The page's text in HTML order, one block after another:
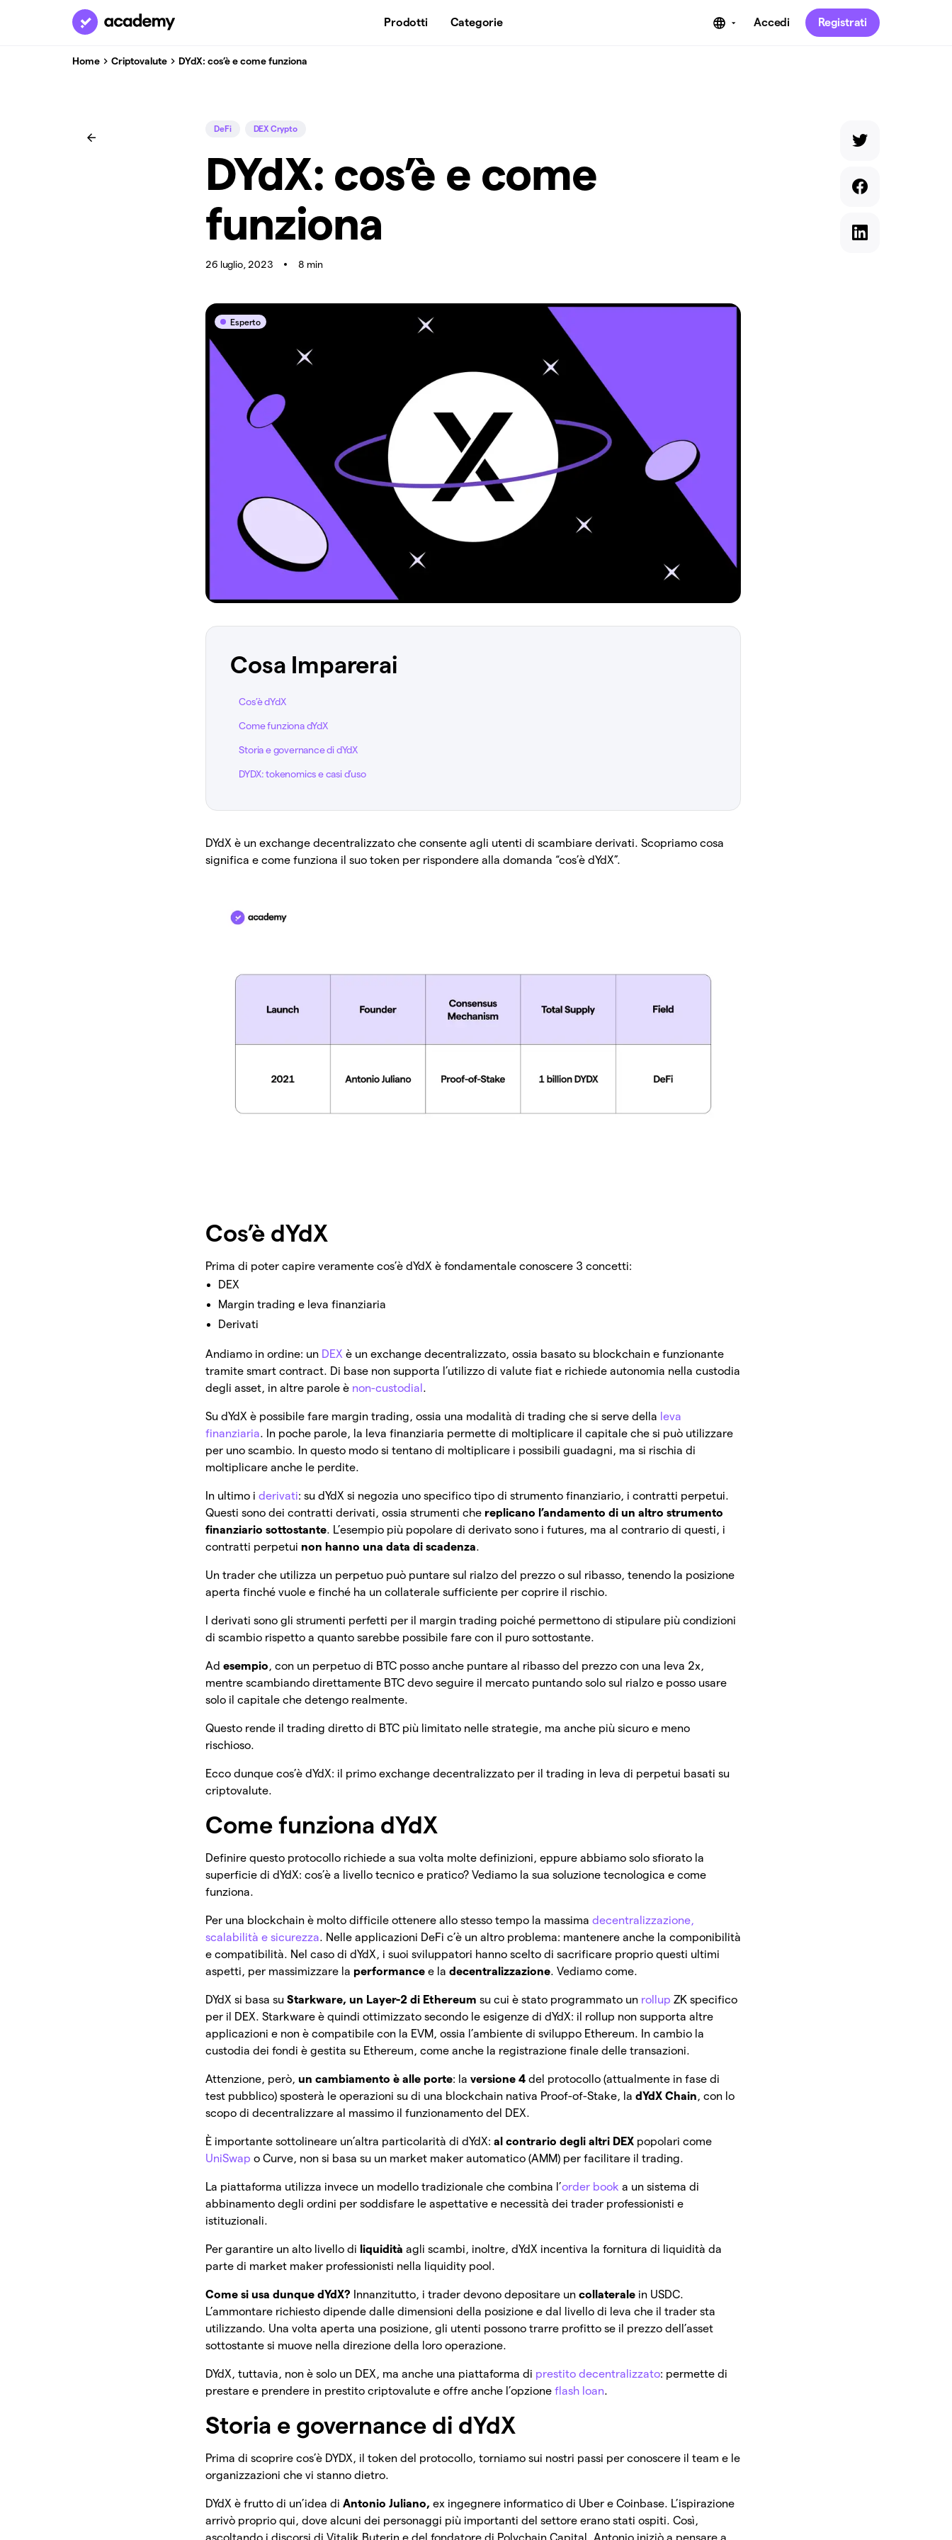
Prodotti Categorie Accedi Registrati
Home Criptovalute DYdX: cos’è e come funziona
DeFi DEX Crypto
DYdX: cos’è e come
funziona
26 luglio, 2023 8 min
Esperto
Cosa Imparerai
Cos’è dYdX
Come funziona dYdX
Storia e governance di dYdX
DYDX: tokenomics e casi d’uso
DYdX è un exchange decentralizzato che consente agli utenti di scambiare derivati. Scopriamo cosa
significa e come funziona il suo token per rispondere alla domanda “cos’è dYdX”.
Cos’è dYdX
Prima di poter capire veramente cos’è dYdX è fondamentale conoscere 3 concetti:
DEX
Margin trading e leva finanziaria
Derivati
Andiamo in ordine: un DEX è un exchange decentralizzato, ossia basato su blockchain e funzionante
tramite smart contract. Di base non supporta l’utilizzo di valute fiat e richiede autonomia nella custodia
degli asset, in altre parole è non-custodial .
Su dYdX è possibile fare margin trading, ossia una modalità di trading che si serve della leva
finanziaria. In poche parole, la leva finanziaria permette di moltiplicare il capitale che si può utilizzare
per uno scambio. In questo modo si tentano di moltiplicare i possibili guadagni, ma si rischia di
moltiplicare anche le perdite.
In ultimo iderivati: su dYdX si negozia uno specifico tipo di strumento finanziario, i contratti perpetui.
Questi sono dei contratti derivati, ossia strumenti che replicano l’andamento di un altro strumento
finanziario sottostante. L’esempio più popolare di derivato sono i futures, ma al contrario di questi, i
contratti perpetui non hanno una data di scadenza.
Un trader che utilizza un perpetuo può puntare sul rialzo del prezzo o sul ribasso, tenendo la posizione
aperta finché vuole e finché ha un collaterale sufficiente per coprire il rischio.
I derivati sono gli strumenti perfetti per il margin trading poiché permettono di stipulare più condizioni
di scambio rispetto a quanto sarebbe possibile fare con il puro sottostante.
Adesempio, con un perpetuo di BTC posso anche puntare al ribasso del prezzo con una leva 2x,
mentre scambiando direttamente BTC devo seguire il mercato puntando solo sul rialzo e posso usare
solo il capitale che detengo realmente.
Questo rende il trading diretto di BTC più limitato nelle strategie, ma anche più sicuro e meno
rischioso.
Ecco dunque cos’è dYdX: il primo exchange decentralizzato per il trading in leva di perpetui basati su
criptovalute.
Come funziona dYdX
Definire questo protocollo richiede a sua volta molte definizioni, eppure abbiamo solo sfiorato la
superficie di dYdX: cos’è a livello tecnico e pratico? Vediamo la sua soluzione tecnologica e come
funziona.
Per una blockchain è molto difficile ottenere allo stesso tempo la massimadecentralizzazione,
scalabilità e sicurezza. Nelle applicazioni DeFi c’è un altro problema: mantenere anche la componibilità
e compatibilità. Nel caso di dYdX, i suoi sviluppatori hanno scelto di sacrificare proprio questi ultimi
aspetti, per massimizzare la performance e ladecentralizzazione. Vediamo come.
DYdX si basa suStarkware, un Layer-2 di Ethereum su cui è stato programmato un rollup ZK specifico
per il DEX. Starkware è quindi ottimizzato secondo le esigenze di dYdX: il rollup non supporta altre
applicazioni e non è compatibile con la EVM, ossia l’ambiente di sviluppo Ethereum. In cambio la
custodia dei fondi è gestita su Ethereum, come anche la registrazione finale delle transazioni.
Attenzione, però, un cambiamento è alle porte: laversione 4 del protocollo (attualmente in fase di
test pubblico) sposterà le operazioni su di una blockchain nativa Proof-of-Stake, ladYdX Chain, con lo
scopo di decentralizzare al massimo il funzionamento del DEX.
È importante sottolineare un’altra particolarità di dYdX:al contrario degli altri DEX popolari come
UniSwap o Curve, non si basa su un market maker automatico (AMM) per facilitare il trading.
La piattaforma utilizza invece un modello tradizionale che combina l’order book a un sistema di
abbinamento degli ordini per soddisfare le aspettative e necessità dei trader professionisti e
istituzionali.
Per garantire un alto livello di liquidità agli scambi, inoltre, dYdX incentiva la fornitura di liquidità da
parte di market maker professionisti nella liquidity pool.
Come si usa dunque dYdX? Innanzitutto, i trader devono depositare uncollaterale in USDC.
L’ammontare richiesto dipende dalle dimensioni della posizione e dal livello di leva che il trader sta
utilizzando. Una volta aperta una posizione, gli utenti possono trarre profitto se il prezzo dell’asset
sottostante si muove nella direzione della loro operazione.
DYdX, tuttavia, non è solo un DEX, ma anche una piattaforma di prestito decentralizzato: permette di
prestare e prendere in prestito criptovalute e offre anche l’opzioneflash loan.
Storia e governance di dYdX
Prima di scoprire cos’è DYDX, il token del protocollo, torniamo sui nostri passi per conoscere il team e le
organizzazioni che vi stanno dietro.
DYdX è frutto di un’idea diAntonio Juliano, ex ingegnere informatico di Uber e Coinbase. L’ispirazione
arrivò proprio qui, dove alcuni dei personaggi più importanti del settore erano stati ospiti. Così,
ascoltando i discorsi di Vitalik Buterin e del fondatore di Polychain Capital, Antonio iniziò a pensare a